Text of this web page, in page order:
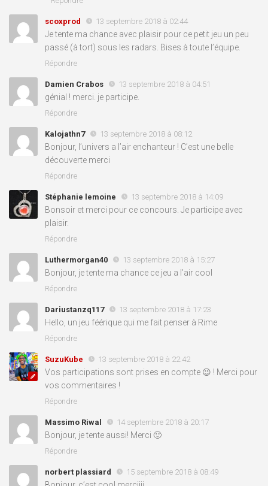
scoxprod 13 septembre 2018 à 02:44
Je tente ma chance avec plaisir pour ce petit jeu un peu
passé (à tort) sous les radars. Bises à toute l’équipe.
Répondre
Damien Crabos 13 septembre 2018 à 04:51
génial ! merci. je participe.
Répondre
Kalojathn7 13 septembre 2018 à 08:12
Bonjour, l’univers a l’air enchanteur ! C’est une belle
découverte merci
Répondre
Stéphanie lemoine 13 septembre 2018 à 14:09
Bonsoir et merci pour ce concours. Je participe avec
plaisir.
Répondre
Luthermorgan40 13 septembre 2018 à 15:27
Bonjour, je tente ma chance ce jeu a l’air cool
Répondre
Dariustanzq117 13 septembre 2018 à 17:23
Hello, un jeu féérique qui me fait penser à Rime
Répondre
SuzuKube 13 septembre 2018 à 22:42
Vos participations sont prises en compte 😉 ! Merci pour
vos commentaires !
Répondre
Massimo Riwal 14 septembre 2018 à 20:17
Bonjour, je tente aussi! Merci 🙂
Répondre
norbert plassiard 15 septembre 2018 à 08:49